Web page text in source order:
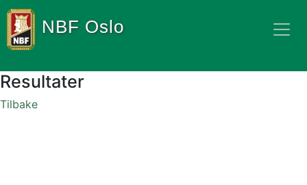
NBF Oslo
Resultater
Tilbake